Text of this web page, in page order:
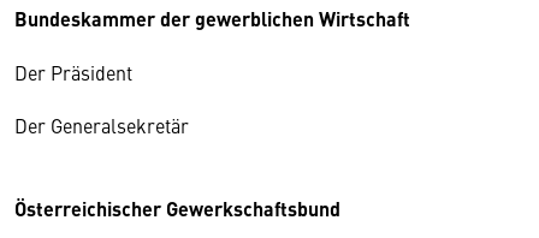
Bundeskammer der gewerblichen Wirtschaft
Der Präsident
Der Generalsekretär
Österreichischer Gewerkschaftsbund